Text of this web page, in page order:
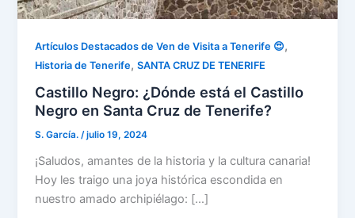
Artículos Destacados de Ven de Visita a Tenerife 😍,
Historia de Tenerife,SANTA CRUZ DE TENERIFE
Castillo Negro: ¿Dónde está el Castillo
Negro en Santa Cruz de Tenerife?
S. García./julio 19, 2024
¡Saludos, amantes de la historia y la cultura canaria!
Hoy les traigo una joya histórica escondida en
nuestro amado archipiélago: […]